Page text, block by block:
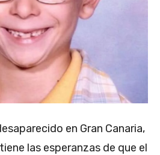
en Gran Canaria,
las esperanzas de que el